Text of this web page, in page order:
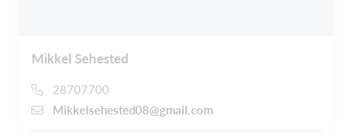
Mikkel Sehested
28707700
Mikkelsehested08@gmail.com